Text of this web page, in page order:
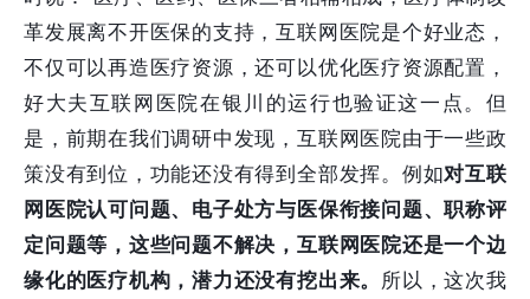
革发展离不开医保的支持，互联网医院是个好业态，
不仅可以再造医疗资源，还可以优化医疗资源配置，
好大夫互联网医院在银川的运行也验证这一点。但
是，前期在我们调研中发现，互联网医院由于一些政
策没有到位，功能还没有得到全部发挥。例如对互联
网医院认可问题、电子处方与医保衔接问题、职称评
定问题等，这些问题不解决，互联网医院还是一个边
缘化的医疗机构，潜力还没有挖出来。 所以，这次我